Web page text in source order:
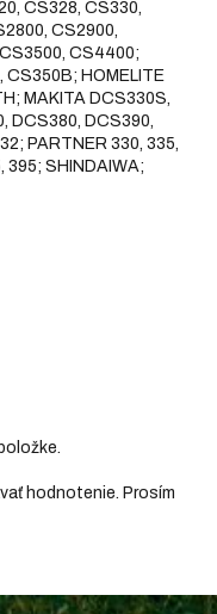
CS328, CS330,
CS2900,
CS4400;
CS350B; HOMELITE
MAKITA DCS330S,
DCS380, DCS390,
PARTNER 330, 335,
395; SHINDAIWA;
hodnotenie. Prosím